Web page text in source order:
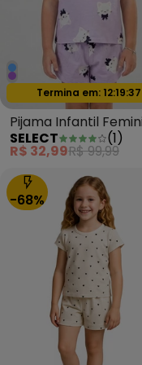
Oferta relâmpago
Termina em: 12:19:35
Pijama Infantil
Blusa e Short Roxo
SELECT (1)
R$ 32,99R$ 99,99
-68%